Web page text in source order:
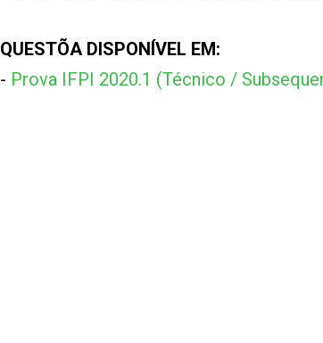
QUESTÕA DISPONÍVEL EM:
- Prova IFPI 2020.1 (Técnico /